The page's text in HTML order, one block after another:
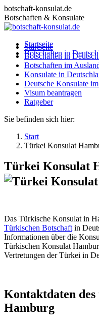
Zum
Inhalt
springen
botschaft-konsulat.de
Botschaften & Konsulate
Startseite
Botschaften in
Botschaften im
Konsulate in
Deutsche Konsulate
Visum beantragen
Ratgeber
Startseite
Botschaften in
Botschaften im
Konsulate in
Deutsche Konsulate
Visum beantragen
Ratgeber
Sie befinden sich hier:
Start
Türkei Konsulat
Türkei Konsulat
Das Türkische Konsulat in
Türkischen Botschaft in
Informationen über die
Türkischen Konsulat
Vertretungen der Türkei in
Kontaktdaten
Hamburg